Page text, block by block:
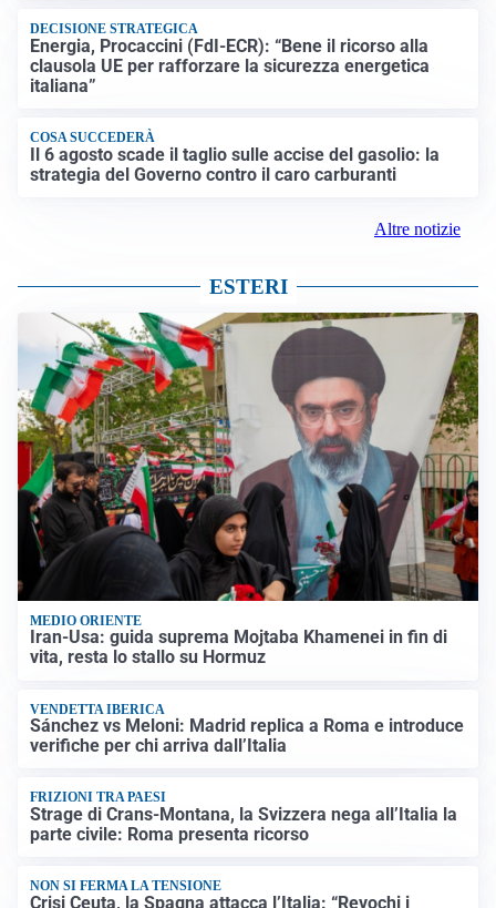
DECISIONE STRATEGICA
Energia, Procaccini (FdI-ECR): “Bene il ricorso alla
clausola UE per rafforzare la sicurezza energetica
italiana”
COSA SUCCEDERÀ
Il 6 agosto scade il taglio sulle accise del gasolio: la
strategia del Governo contro il caro carburanti
Altre notizie
ESTERI
MEDIO ORIENTE
Iran-Usa: guida suprema Mojtaba Khamenei in fin di
vita, resta lo stallo su Hormuz
VENDETTA IBERICA
Sánchez vs Meloni: Madrid replica a Roma e introduce
verifiche per chi arriva dall’Italia
FRIZIONI TRA PAESI
Strage di Crans-Montana, la Svizzera nega all’Italia la
parte civile: Roma presenta ricorso
NON SI FERMA LA TENSIONE
Crisi Ceuta, la Spagna attacca l’Italia: “Revochi i